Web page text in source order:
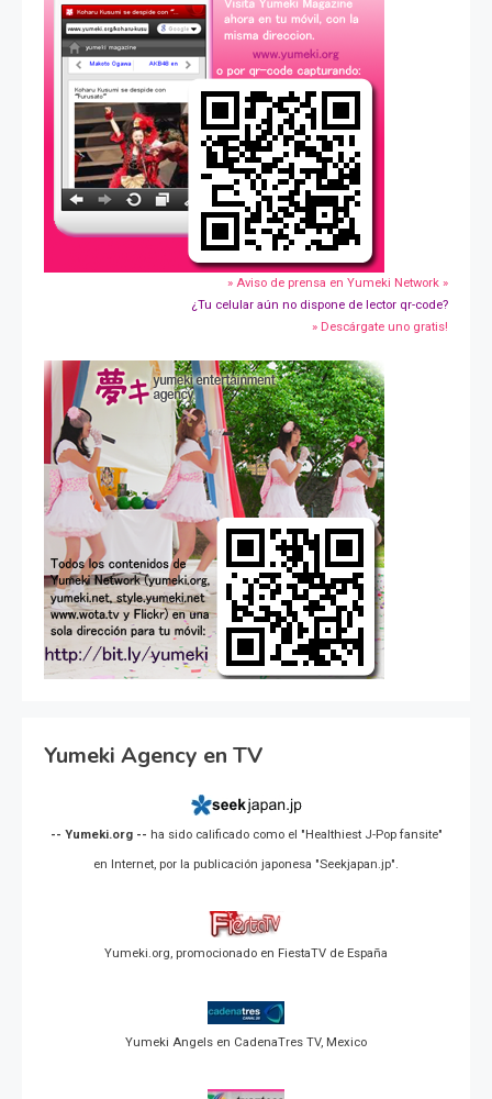
» Aviso de prensa en Yumeki Network »
¿Tu celular aún no dispone de lector qr-code?
» Descárgate uno gratis!
Yumeki Agency en TV
-- Yumeki.org -- ha sido calificado como el "Healthiest J-Pop fansite"
en Internet, por la publicación japonesa "Seekjapan.jp".
Yumeki.org, promocionado en FiestaTV de España
Yumeki Angels en CadenaTres TV, Mexico